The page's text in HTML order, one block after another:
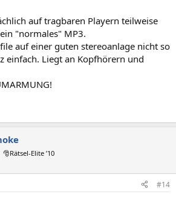
auf tragbaren Playern teilweise
"normales" MP3.
auf einer guten stereoanlage nicht so
einfach. Liegt an Kopfhörern und
🎅Rätsel-Elite ’10
#14